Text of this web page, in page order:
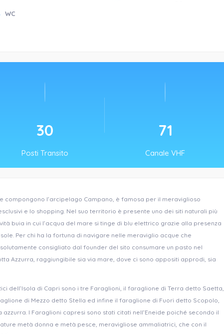
WC
30
Posti Transito
71
Canale VHF
compongono l’arcipelago Campano, è famosa per il meraviglioso
e lo shopping. Nel suo territorio è presente uno dei siti naturali più
buia in cui l’acqua del mare si tinge di blu elettrico grazie alla presenza
Per chi ha la fortuna di navigare nelle meraviglio acque che
consigliato dal founder del sito consumare un pasto nel
Azzurra, raggiungibile sia via mare, dove ci sono appositi approdi, sia
dell’Isola di Capri sono i tre Faraglioni, il faraglione di Terra detto Saetta,
di Mezzo detto Stella ed infine il faraglione di Fuori detto Scopolo,
I Faraglioni capresi sono stati citati nell’Eneide poiché secondo il
metà donna e metà pesce, meravigliose ammaliatrici, che con il